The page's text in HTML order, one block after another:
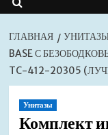
ГЛАВНАЯ
BASE С
TC-412-20305
Унитазы
Комплект